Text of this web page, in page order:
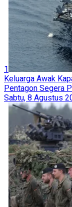
1
Keluarga Awak
Pentagon Segera
Sabtu, 8 Agustus